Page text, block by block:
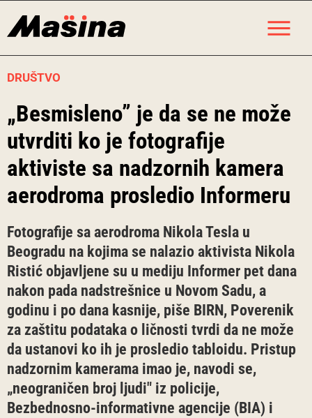
DRUŠTVO
„Besmisleno” je da se ne može
utvrditi ko je fotografije
aktiviste sa nadzornih kamera
aerodroma prosledio Informeru
Fotografije sa aerodroma Nikola Tesla u
Beogradu na kojima se nalazio aktivista Nikola
Ristić objavljene su u mediju Informer pet dana
nakon pada nadstrešnice u Novom Sadu, a
godinu i po dana kasnije, piše BIRN, Poverenik
za zaštitu podataka o ličnosti tvrdi da ne može
da ustanovi ko ih je prosledio tabloidu. Pristup
nadzornim kamerama imao je, navodi se,
„neograničen broj ljudi" iz policije,
Bezbednosno-informativne agencije (BIA) i